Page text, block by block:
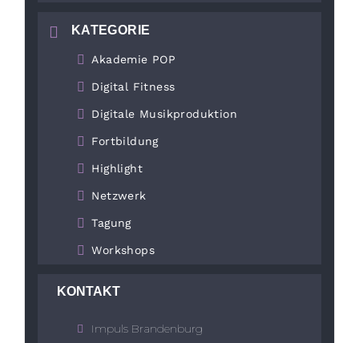
KATEGORIE
Akademie POP
Digital Fitness
Digitale Musikproduktion
Fortbildung
Highlight
Netzwerk
Tagung
Workshops
KONTAKT
Impuls Brandenburg